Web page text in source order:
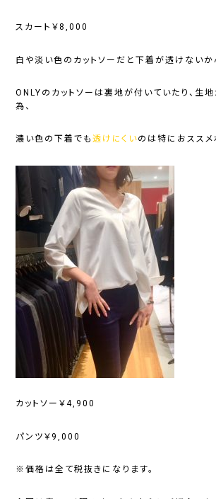
スカート￥8,000
白や淡い色のカットソーだと下着が透けないか
ONLYのカットソーは裏地が付いていたり、生地
為、
濃い色の下着でも透けにくいのは特におスス
カットソー￥4,900
パンツ￥9,000
※価格は全て税抜きになります。